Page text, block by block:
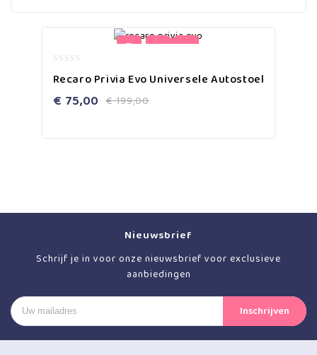
-62%
out
5
Recaro Privia Evo Universele Autostoel
€199,00
€ 75,00
Nieuwsbrief
Schrijf je in voor onze nieuwsbrief voor exclusieve
aanbiedingen